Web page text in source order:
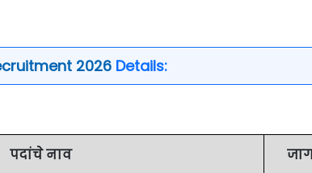
2026Details:
पदांचे नाव